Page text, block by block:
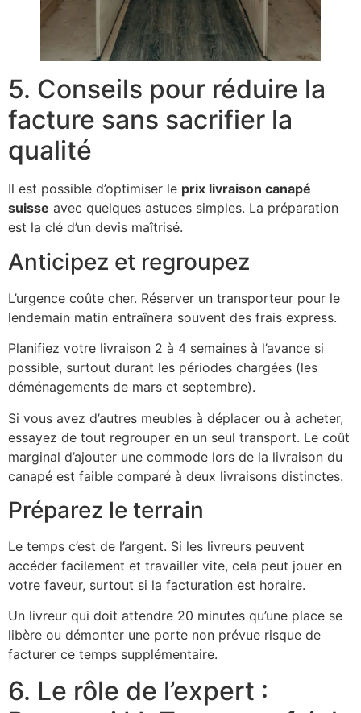
5. Conseils pour réduire la
facture sans sacrifier la
qualité
Il est possible d’optimiser le prix livraison canapé
suisse avec quelques astuces simples. La préparation
est la clé d’un devis maîtrisé.
Anticipez et regroupez
L’urgence coûte cher. Réserver un transporteur pour le
lendemain matin entraînera souvent des frais express.
Planifiez votre livraison 2 à 4 semaines à l’avance si
possible, surtout durant les périodes chargées (les
déménagements de mars et septembre).
Si vous avez d’autres meubles à déplacer ou à acheter,
essayez de tout regrouper en un seul transport. Le coût
marginal d’ajouter une commode lors de la livraison du
canapé est faible comparé à deux livraisons distinctes.
Préparez le terrain
Le temps c’est de l’argent. Si les livreurs peuvent
accéder facilement et travailler vite, cela peut jouer en
votre faveur, surtout si la facturation est horaire.
Un livreur qui doit attendre 20 minutes qu’une place se
libère ou démonter une porte non prévue risque de
facturer ce temps supplémentaire.
6. Le rôle de l’expert :